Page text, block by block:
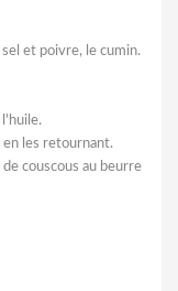
et poivre, le cumin.
les retournant.
couscous au beurre